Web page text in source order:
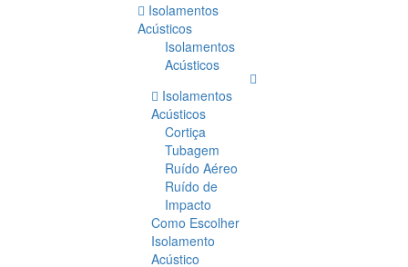
Isolamentos
Acústicos
Isolamentos
Acústicos
Isolamentos
Acústicos
Cortiça
Tubagem
Ruído Aéreo
Ruído de
Impacto
Como Escolher
Isolamento
Acústico